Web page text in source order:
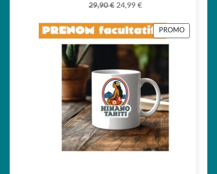
29,90€ Le
initial
était :
29,90 €.
24,99 €Le
actuel
est :
24,99 €.
PROMOPRODUIT